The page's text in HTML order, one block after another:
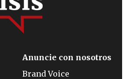
Anuncie con nosotros
Brand Voice